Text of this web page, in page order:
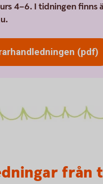
4–6. I tidningen finns
(pdf)
från